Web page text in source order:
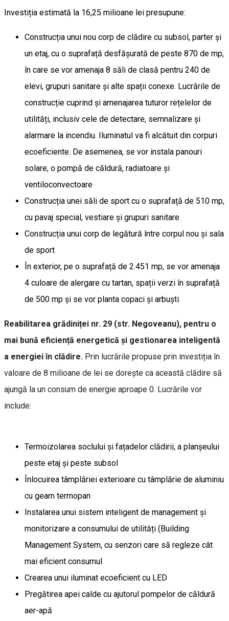
Investiția estimată la 16,25 milioane lei presupune:
Construcția unui nou corp de clădire cu subsol, parter și
un etaj, cu o suprafață desfășurată de peste 870 de mp,
în care se vor amenaja 8 săli de clasă pentru 240 de
elevi, grupuri sanitare și alte spații conexe. Lucrările de
construcție cuprind și amenajarea tuturor rețelelor de
utilități, inclusiv cele de detectare, semnalizare și
alarmare la incendiu. Iluminatul va fi alcătuit din corpuri
ecoeficiente. De asemenea, se vor instala panouri
solare, o pompă de căldură, radiatoare și
ventiloconvectoare
Construcția unei săli de sport cu o suprafață de 510 mp,
cu pavaj special, vestiare și grupuri sanitare
Construcția unui corp de legătură între corpul nou și sala
de sport
În exterior, pe o suprafață de 2.451 mp, se vor amenaja
4 culoare de alergare cu tartan, spații verzi în suprafață
de 500 mp și se vor planta copaci și arbuști.
Reabilitarea grădiniței nr. 29 (str. Negoveanu), pentru o
mai bună eficiență energetică și gestionarea inteligentă
a energiei în clădire. Prin lucrările propuse prin investiția în
valoare de 8 milioane de lei se dorește ca această clădire să
ajungă la un consum de energie aproape 0. Lucrările vor
include:
Termoizolarea soclului și fațadelor clădirii, a planșeului
peste etaj și peste subsol
Înlocuirea tâmplăriei exterioare cu tâmplărie de aluminiu
cu geam termopan
Instalarea unui sistem inteligent de management și
monitorizare a consumului de utilități (Building
Management System, cu senzori care să regleze cât
mai eficient consumul
Crearea unui iluminat ecoeficient cu LED
Pregătirea apei calde cu ajutorul pompelor de căldură
aer-apă